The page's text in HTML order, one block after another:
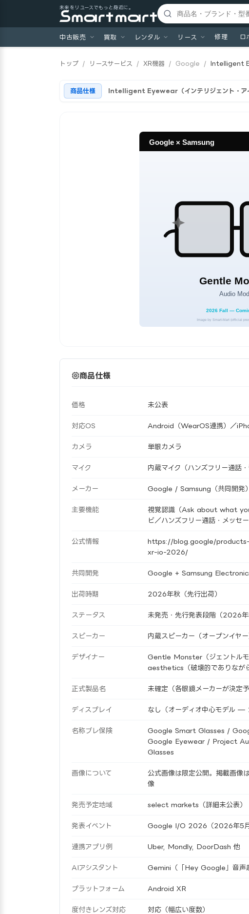
未来をリユースでもっと身近に。
中古販売 買取 レンタル リース 修理 ロ
トップ / リースサービス / XR機器 / Google / Intelligent
商品仕様 Intelligent Eyewear（インテリジェント・ア
商品仕様
価格 未公表
対応OS Android（WearOS連携）／
カメラ 単眼カメラ
マイク 内蔵マイク（ハンズフリー通話・
メーカー Google / Samsung（共同開発）
主要機能
視覚認識（Ask about what you
ビ／ハンズフリー通話・メッセ
公式情報
https://blog.google/
xr-io-2026/
共同開発 Google + Samsung
出荷時期 2026年秋（先行出荷）
ステータス 未発売・先行発表段階（2026年
スピーカー 内蔵スピーカー（オープンイヤー
デザイナー
Gentle Monster（ジェントル
aesthetics（破壊的でありなが
正式製品名 未確定（各眼鏡メーカーが決定
ディスプレイ なし（オーディオ中心モデル —
名称ブレ保険
Google Smart Glasses /
Google Eyewear / Project
Glasses
画像について
公式画像は限定公開。掲載画像
像
発売予定地域 select markets（詳細未公表）
発表イベント Google I/O 2026（2026年5月
連携アプリ例 Uber, Mondly, DoorDash 他
AIアシスタント Gemini（「Hey Google」音声
プラットフォーム Android XR
度付きレンズ対応 対応（幅広い度数）